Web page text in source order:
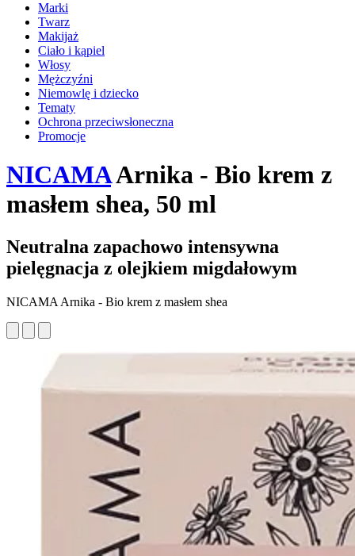
Marki
Twarz
Makijaż
Ciało i kąpiel
Włosy
Mężczyźni
Niemowlę i dziecko
Tematy
Ochrona przeciwsłoneczna
Promocje
NICAMAArnika - Bio krem z
masłem shea, 50 ml
Neutralna zapachowo intensywna
pielęgnacja z olejkiem migdałowym
NICAMA Arnika - Bio krem z masłem shea